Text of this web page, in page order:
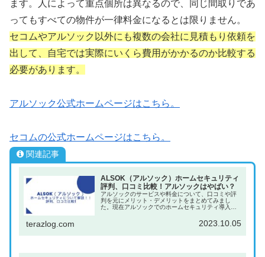
ます。人によって重点個所は異なるので、同じ間取りであ
ってもすべての物件が一律料金になるとは限りません。
セコムやアルソック以外にも複数の会社に見積もり依頼を
出して、自宅では実際にいくら費用がかかるのか比較する
必要があります。
アルソック公式ホームページはこちら。
セコムの公式ホームページはこちら。
関連記事
ALSOK（アルソック）ホームセキュリティ
評判、口コミ比較！アルソックはやばい？
アルソックのサービスや料金について、口コミや評
判を元にメリット・デメリットをまとめてみまし
た。現在アルソックでのホームセキュリティ導入を
ご参考になれば幸いです。＼資料請求はこちら／
terazlog.com 2023.10.05